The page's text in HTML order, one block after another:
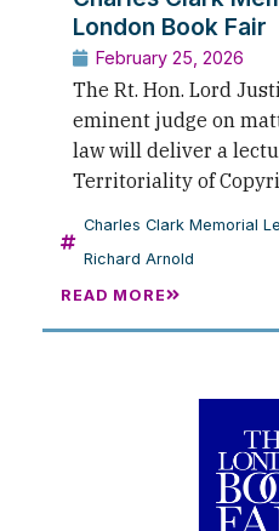
London Book Fair
February 25, 2026
The Rt. Hon. Lord
eminent judge on
law will deliver a
Territoriality of
Charles Clark Memorial
Richard Arnold
READ MORE